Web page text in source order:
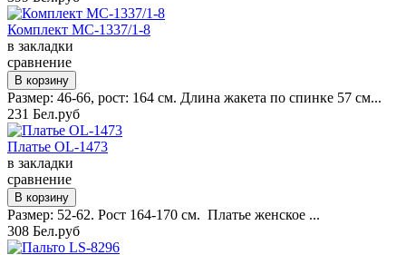
Комплект MC-1337/1-8
в закладки
сравнение
Размер: 46-66, рост: 164 см. Длина жакета по спинке 57 см...
231 Бел.руб
Платье OL-1473
в закладки
сравнение
Размер: 52-62. Рост 164-170 см. Платье женское ...
308 Бел.руб